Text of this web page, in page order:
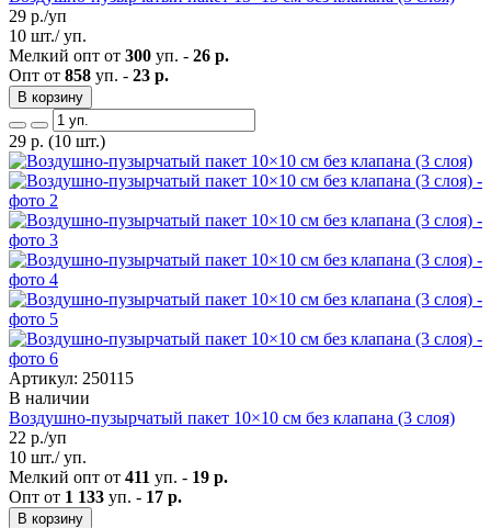
29 р./уп
10 шт./ уп.
Мелкий опт от 300 уп. - 26 р.
Опт от 858 уп. - 23 р.
В корзину
29 р. (10 шт.)
Артикул: 250115
В наличии
Воздушно-пузырчатый пакет 10×10 см без клапана (3 слоя)
22 р./уп
10 шт./ уп.
Мелкий опт от 411 уп. - 19 р.
Опт от 1 133 уп. - 17 р.
В корзину